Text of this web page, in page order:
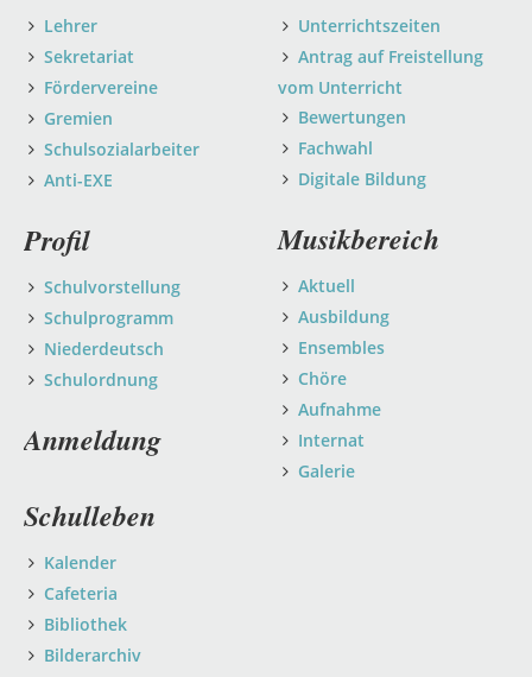
Lehrer
Sekretariat
Fördervereine
Gremien
Schulsozialarbeiter
Anti-EXE
Unterrichtszeiten
Antrag auf Freistellung
vom Unterricht
Bewertungen
Fachwahl
Digitale Bildung
Musikbereich
Aktuell
Ausbildung
Ensembles
Chöre
Aufnahme
Internat
Galerie
Profil
Schulvorstellung
Schulprogramm
Niederdeutsch
Schulordnung
Anmeldung
Schulleben
Kalender
Cafeteria
Bibliothek
Bilderarchiv